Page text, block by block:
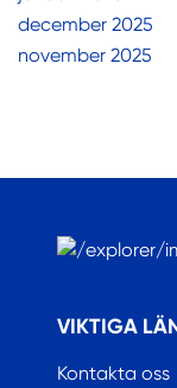
december 2025
november 2025
VIKTIGA
Kontakta oss